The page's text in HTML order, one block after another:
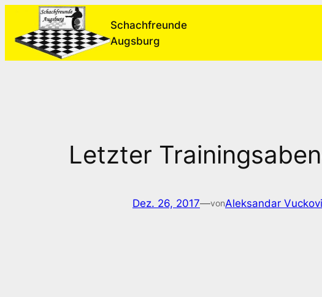
springen
Schachfreunde
Augsburg
Letzter
Dez. 26, 2017—vonAleksandar